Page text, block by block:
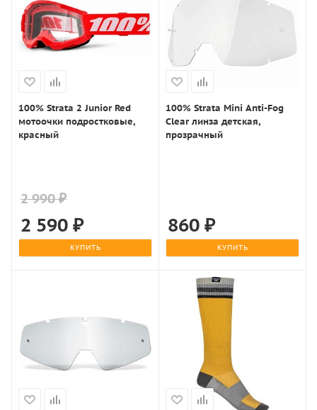
100% Strata 2 Junior Red
мотоочки подростковые,
красный
2 990 ₽
2 590 ₽
КУПИТЬ
100% Strata Mini Anti-Fog
Clear линза детская,
прозрачный
860 ₽
КУПИТЬ